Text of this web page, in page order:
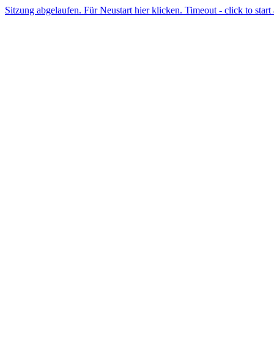
Sitzung abgelaufen. Für Neustart hier klicken. Timeout - click to start